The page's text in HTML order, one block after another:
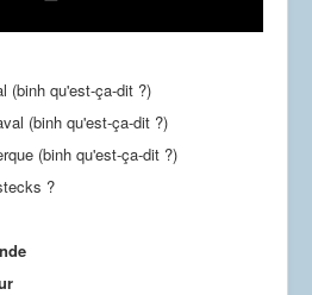
(binh qu'est-ça-dit ?)
(binh qu'est-ça-dit ?)
(binh qu'est-ça-dit ?)
?